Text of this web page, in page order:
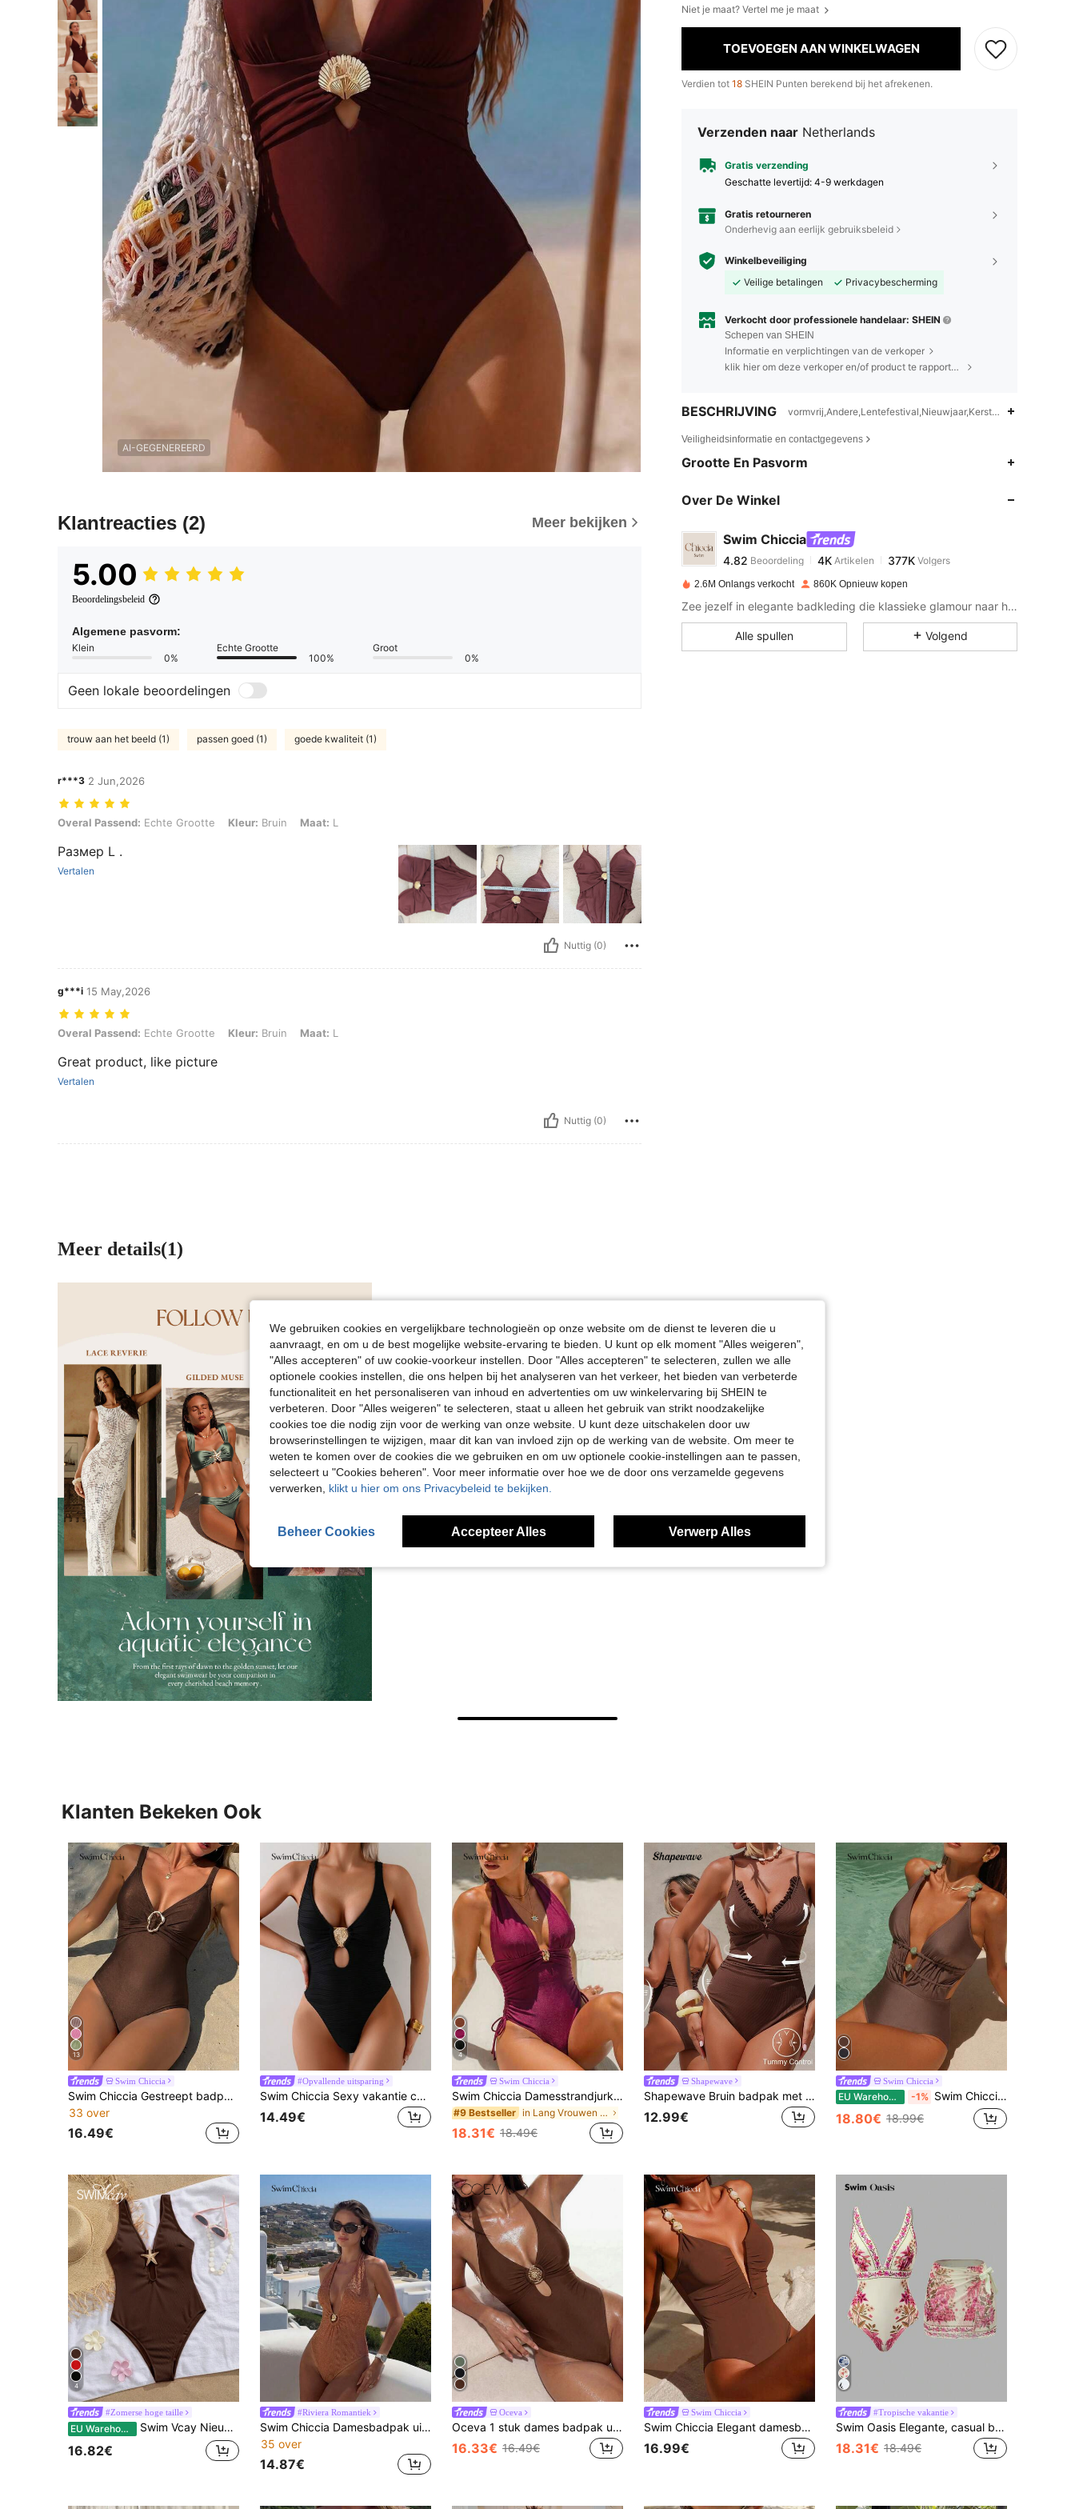
AI-GEGENEREERD
Klantreacties (2) Meer bekijken
5.00
Beoordelingsbeleid
Algemene pasvorm:
Klein
0%
Echte Grootte
100%
Groot
0%
Geen lokale beoordelingen
trouw aan het beeld (1) passen goed (1) goede kwaliteit (1)
r***3 2 Jun,2026
Overal Passend: Echte Grootte, Kleur: Bruin, Maat: L
Overal Passend: Echte Grootte Kleur: Bruin Maat: L
Размер L .
Vertalen
Nuttig (0)
g***i 15 May,2026
Overal Passend: Echte Grootte, Kleur: Bruin, Maat: L
Overal Passend: Echte Grootte Kleur: Bruin Maat: L
Great product, like picture
Vertalen
Nuttig (0)
Niet je maat? Vertel me je maat
TOEVOEGEN AAN WINKELWAGEN
Verdien tot 18 SHEIN Punten berekend bij het afrekenen.
Verzenden naar Netherlands
Gratis verzending
Geschatte levertijd: 4-9 werkdagen
Gratis retourneren
Onderhevig aan eerlijk gebruiksbeleid
Winkelbeveiliging
Veilige betalingen
Privacybescherming
Verkocht door professionele handelaar: SHEIN
Schepen van SHEIN
Informatie en verplichtingen van de verkoper
klik hier om deze verkoper en/of product te rapporteren.
BESCHRIJVING vormvrij,Andere,Lentefestival,Nieuwjaar,Kerstmis
Veiligheidsinformatie en contactgegevens
Grootte En Pasvorm
Over De Winkel
Swim Chiccia
4.82
4.82 Beoordeling 4KArtikelen
3***0betaalde1 dag geleden
4.82
2.6M Onlangs verkocht 860K Opnieuw kopen
Zee jezelf in elegante badkleding die klassieke glamour naar het zand brengt.
Alle spullen Volgend
Meer details(1)
Klanten Bekeken Ook
13
Swim Chiccia
Swim Chiccia Gestreept badpak van speciale stof met kruislingse borstband, eendelig
33 over
16.49€
#Opvallende uitsparing
Swim Chiccia Sexy vakantie casual strand witte naadloze bandeau eendelig badpak voor dames
14.49€
4
Swim Chiccia
Swim Chiccia Damesstrandjurk, effen glanzende stof, metalen details, diepe V-hals, trekkoordjes aan de zijkanten, modieus, casual, elegant, sexy, luxe badpak
#9 Bestseller in Lang Vrouwen One-Pieces
18.31€ 18.49€
Shapewave
Shapewave Bruin badpak met V-hals, buikcorrigerend effect en kanten afwerking, elegant en gracieus, lente/zomer
12.99€
Swim Chiccia
EU Warehouse -1% Swim Chiccia Monokini badpak met spaghettibandjes, kralenversiering, gekruiste achterkant, strik aan de voorkant en kralenmotief voor dames
18.80€ 18.99€
4
#Zomerse hoge taille
EU Warehouse Swim Vcay Nieuw badpak voor dames, cirkelvormig gesneden kruislings ontwerp met metalen zeesterdecoratie, buikcorrectie
16.82€
#Riviera Romantiek
Swim Chiccia Damesbadpak uit één stuk, effen, met textuurstof en metalen details, V-hals en halternek, sexy en elegant.
35 over
14.87€
Oceva
Oceva 1 stuk dames badpak uit één stuk met effen kleur en metalen decoratie, geschikt voor een casual vakantie.
16.33€ 16.49€
Swim Chiccia
Swim Chiccia Elegant damesbadpak uit één stuk met verstelbare bandjes en kralenversiering, aansluitend en sexy, veelzijdig voor strand, eiland, resort en vrije tijd.
16.99€
#Tropische vakantie
Swim Oasis Elegante, casual boho chinoiserie blauw-witte tropische palmboom bloemenprint badpak en strandpareo set voor dames, perfect voor een strandvakantie.
18.31€ 18.49€
We gebruiken cookies en vergelijkbare technologieën op onze website om de dienst te leveren die u
aanvraagt, en om u de best mogelijke website-ervaring te bieden. U kunt op elk moment "Alles weigeren",
"Alles accepteren" of uw cookie-voorkeur instellen. Door "Alles accepteren" te selecteren, zullen we alle
optionele cookies instellen, die ons helpen bij het analyseren van het verkeer, het bieden van verbeterde
functionaliteit en het personaliseren van inhoud en advertenties om uw winkelervaring bij SHEIN te
verbeteren. Door "Alles weigeren" te selecteren, staat u alleen het gebruik van strikt noodzakelijke
cookies toe die nodig zijn voor de werking van onze website. U kunt deze uitschakelen door uw
browserinstellingen te wijzigen, maar dit kan van invloed zijn op de werking van de website. Om meer te
weten te komen over de cookies die we gebruiken en om uw optionele cookie-instellingen aan te passen,
selecteert u "Cookies beheren". Voor meer informatie over hoe we de door ons verzamelde gegevens
verwerken, klikt u hier om ons Privacybeleid te bekijken.
Beheer Cookies Accepteer Alles Verwerp Alles